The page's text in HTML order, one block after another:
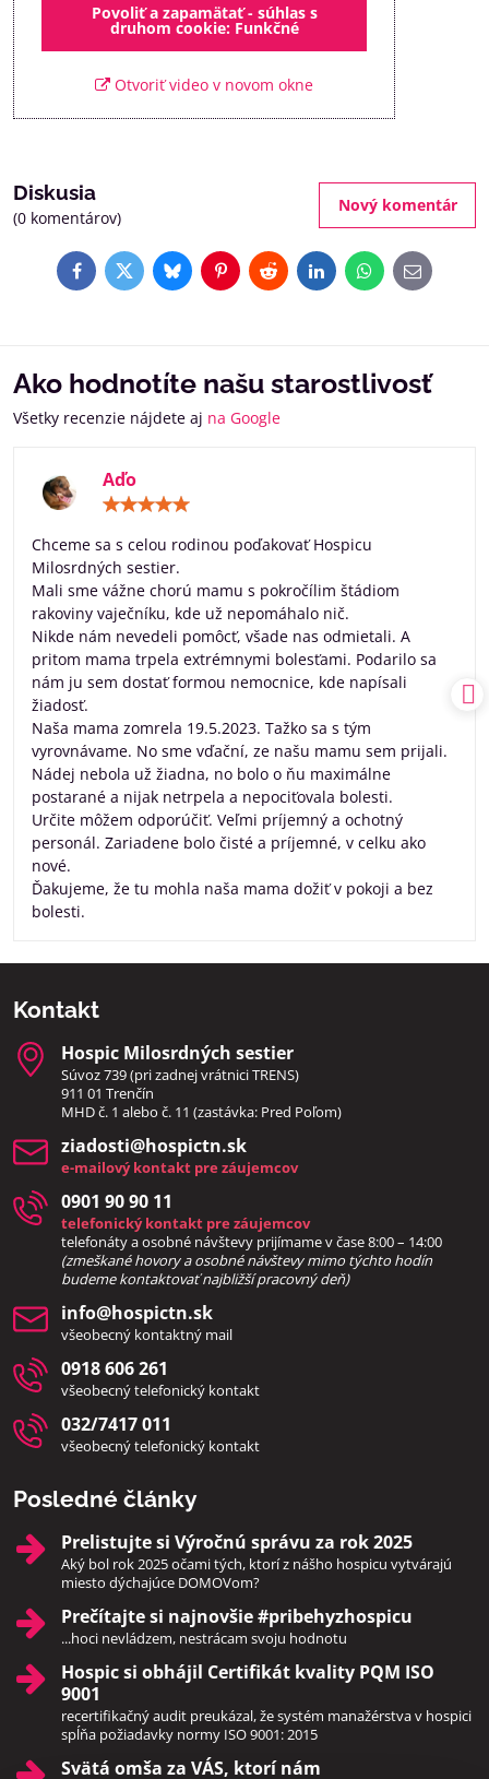
Povoliť a zapamätať - súhlas s
druhom cookie: Funkčné
Otvoriť video v novom okne
Diskusia
(0 komentárov)
Nový komentár
FacebookTwitterBlueskyPinterestRedditLinkedInWhatsApp
E-
mail
Ako hodnotíte našu starostlivosť
Všetky recenzie nájdete aj na Google
Aďo
5
Chceme sa s celou rodinou poďakovať Hospicu
Milosrdných sestier.
Mali sme vážne chorú mamu s pokročílim štádiom
rakoviny vaječníku, kde už nepomáhalo nič.
Nikde nám nevedeli pomôcť, všade nas odmietali. A
pritom mama trpela extrémnymi bolesťami. Podarilo sa
nám ju sem dostať formou nemocnice, kde napísali
žiadosť.
Naša mama zomrela 19.5.2023. Tažko sa s tým
vyrovnávame. No sme vďační, ze našu mamu sem prijali.
Nádej nebola už žiadna, no bolo o ňu maximálne
postarané a nijak netrpela a nepociťovala bolesti.
Určite môžem odporúčiť. Veľmi príjemný a ochotný
personál. Zariadene bolo čisté a príjemné, v celku ako
nové.
Ďakujeme, že tu mohla naša mama dožiť v pokoji a bez
bolesti.
Kontakt
Hospic Milosrdných sestier
Súvoz 739 (pri zadnej vrátnici TRENS)
911 01 Trenčín
MHD č. 1 alebo č. 11 (zastávka: Pred Poľom)
ziadosti​@hospictn​.sk
e-mailový kontakt pre záujemcov
0901 90 90 11
telefonický kontakt pre záujemcov
telefonáty a osobné návštevy prijímame v čase 8:00 – 14:00
(zmeškané hovory a osobné návštevy mimo týchto hodín
budeme kontaktovať najbližší pracovný deň)
info​@hospictn​.sk
všeobecný kontaktný mail
0918 606 261
všeobecný telefonický kontakt
032/7417 011
všeobecný telefonický kontakt
Posledné články
Prelistujte si Výročnú správu za rok 2025
Aký bol rok 2025 očami tých, ktorí z nášho hospicu vytvárajú
miesto dýchajúce DOMOVom?
Prečítajte si najnovšie #pribehyzhospicu
...hoci nevládzem, nestrácam svoju hodnotu
Hospic si obhájil Certifikát kvality PQM ISO
9001
recertifikačný audit preukázal, že systém manažérstva v hospici
spĺňa požiadavky normy ISO 9001: 2015
Svätá omša za VÁS, ktorí nám